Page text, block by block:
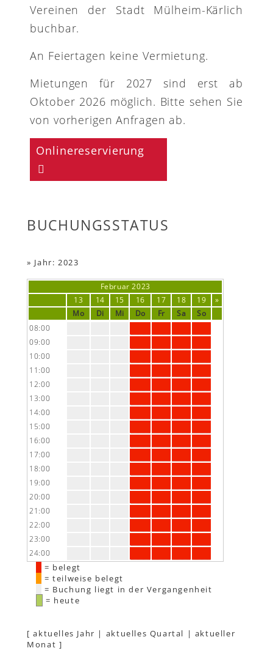
Vereinen der Stadt Mülheim-Kärlich
buchbar.
An Feiertagen keine Vermietung.
Mietungen für 2027 sind erst ab
Oktober 2026 möglich. Bitte sehen Sie
von vorherigen Anfragen ab.
Onlinereservierung
BUCHUNGSSTATUS
» Jahr: 2023
Februar 2023
13
14 15 16 17 18 19
»
Mo
Di Mi Do Fr Sa
So
08:00
09:00
10:00
11:00
12:00
13:00
14:00
15:00
16:00
17:00
18:00
19:00
20:00
21:00
22:00
23:00
24:00
= belegt
= teilweise belegt
= Buchung liegt in der Vergangenheit
= heute
[aktuelles Jahr | aktuelles Quartal | aktueller
Monat ]